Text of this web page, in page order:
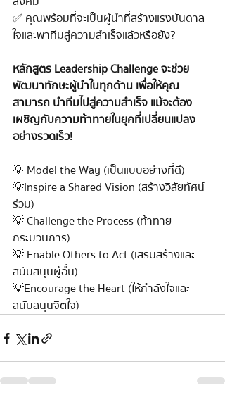
✅ คุณพร้อมที่จะเป็นผู้นำที่สร้างแรงบันดาล
ใจและพาทีมสู่ความสำเร็จแล้วหรือยัง?
หลักสูตร Leadership Challenge จะช่วย
พัฒนาทักษะผู้นำในทุกด้าน เพื่อให้คุณ
สามารถ นำทีมไปสู่ความสำเร็จ แม้จะต้อง
เผชิญกับความท้าทายในยุคที่เปลี่ยนแปลง
อย่างรวดเร็ว!
💡 Model the Way (เป็นแบบอย่างที่ดี)
💡Inspire a Shared Vision (สร้างวิสัยทัศน์
ร่วม)
💡 Challenge the Process (ท้าทาย
กระบวนการ)
💡 Enable Others to Act (เสริมสร้างและ
สนับสนุนผู้อื่น)
💡Encourage the Heart (ให้กำลังใจและ
สนับสนุนจิตใจ)